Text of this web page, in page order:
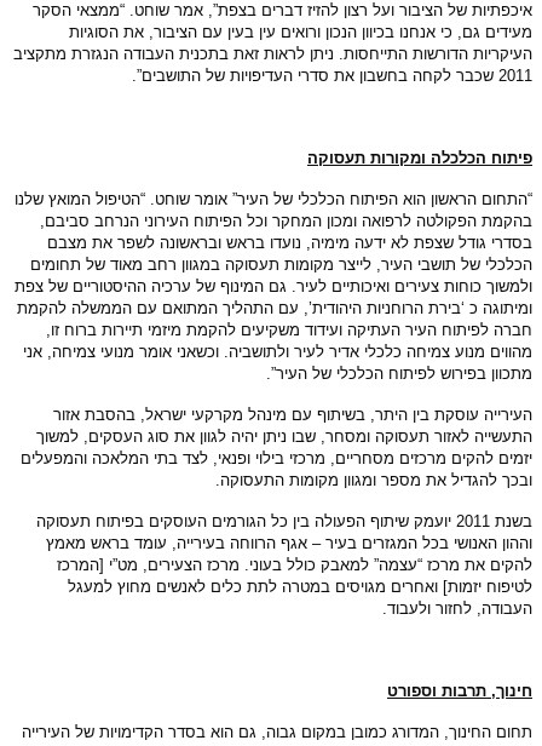
איכפתיות של הציבור ועל רצון להזיז דברים בצפת”, אמר שוחט. “ממצאי הסקר
מעידים גם, כי אנחנו בכיוון הנכון ורואים עין בעין עם הציבור, את הסוגיות
העיקריות הדורשות התייחסות. ניתן לראות זאת בתכנית העבודה הנגזרת מתקציב
2011 שכבר לקחה בחשבון את סדרי העדיפויות של התושבים”.
פיתוח הכלכלה ומקורות תעסוקה
“התחום הראשון הוא הפיתוח הכלכלי של העיר” אומר שוחט. “הטיפול המואץ שלנו
בהקמת הפקולטה לרפואה ומכון המחקר וכל הפיתוח העירוני הנרחב סביבם,
בסדרי גודל שצפת לא ידעה מימיה, נועדו בראש ובראשונה לשפר את מצבם
הכלכלי של תושבי העיר, לייצר מקומות תעסוקה במגוון רחב מאוד של תחומים
ולמשוך כוחות צעירים ואיכותיים לעיר. גם המינוף של ערכיה ההיסטוריים של צפת
ומיתוגה כ ‘בירת הרוחניות היהודית’, עם התהליך המתואם עם הממשלה להקמת
חברה לפיתוח העיר העתיקה ועידוד משקיעים להקמת מיזמי תיירות ברוח זו,
מהווים מנוע צמיחה כלכלי אדיר לעיר ולתושביה. וכשאני אומר מנועי צמיחה, אני
מתכוון בפירוש לפיתוח הכלכלי של העיר”.
העירייה עוסקת בין היתר, בשיתוף עם מינהל מקרקעי ישראל, בהסבת אזור
התעשייה לאזור תעסוקה ומסחר, שבו ניתן יהיה לגוון את סוג העסקים, למשוך
יזמים להקים מרכזים מסחריים, מרכזי בילוי ופנאי, לצד בתי המלאכה והמפעלים
ובכך להגדיל את מספר ומגוון מקומות התעסוקה.
בשנת יועמק שיתוף הפעולה בין כל הגורמים העוסקים בפיתוח תעסוקה
וההון האנושי בכל המגזרים בעיר – אגף הרווחה בעירייה, עומד בראש מאמץ
להקים את מרכז “עצמה” למאבק כולל בעוני. מרכז הצעירים, מט”י [המרכז
לטיפוח יזמות] ואחרים מגויסים במטרה לתת כלים לאנשים מחוץ למעגל
העבודה, לחזור ולעבוד.
חינוך, תרבות וספורט
תחום החינוך, המדורג כמובן במקום גבוה, גם הוא בסדר הקדימויות של העירייה